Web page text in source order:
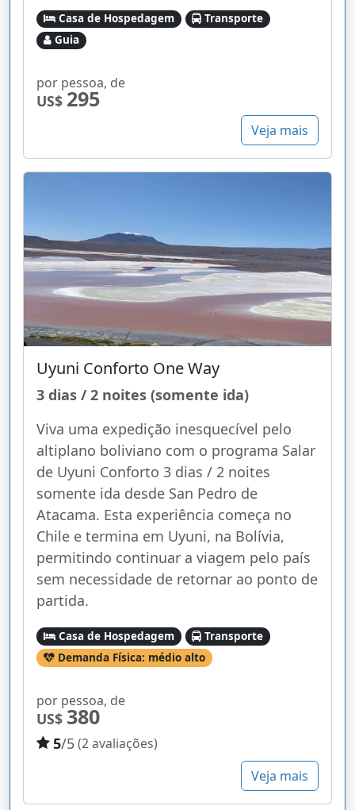
Casa de Hospedagem
Transporte
Guia
por pessoa, de
US$ 295
Veja mais
Uyuni Conforto One Way
3 dias / 2 noites (somente ida)
Viva uma expedição inesquecível pelo
altiplano boliviano com o programa Salar
de Uyuni Conforto 3 dias / 2 noites
somente ida desde San Pedro de
Atacama. Esta experiência começa no
Chile e termina em Uyuni, na Bolívia,
permitindo continuar a viagem pelo país
sem necessidade de retornar ao ponto de
partida.
Casa de Hospedagem
Transporte
Demanda Física: médio alto
por pessoa, de
US$ 380
5/5(2 avaliações)
Veja mais